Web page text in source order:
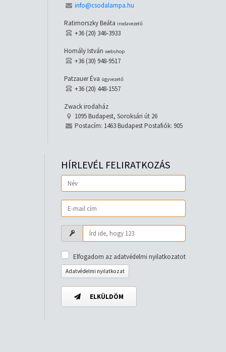
info@csodalampa.hu
Ratimorszky Beáta irodavezető
+36 (20) 346-3933
Homály István webshop
+36 (30) 948-9517
Patzauer Éva ügyvezető
+36 (20) 448-1557
Zwack irodaház
1095 Budapest, Soroksári út 26
Postacím: 1463 Budapest Postafiók: 905
HÍRLEVÉL FELIRATKOZÁS
Elfogadom az adatvédelmi nyilatkozatot
Adatvédelmi nyilatkozat
ELKÜLDÖM